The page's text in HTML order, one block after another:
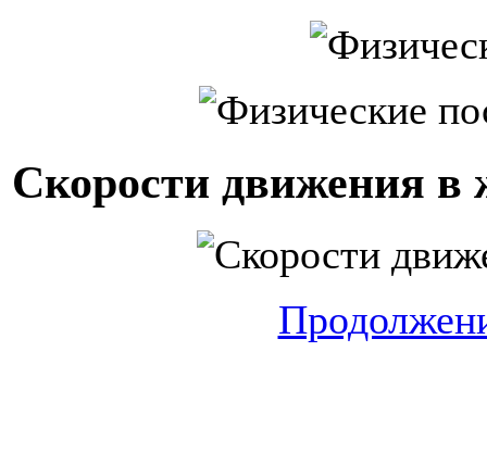
Скорости движения в